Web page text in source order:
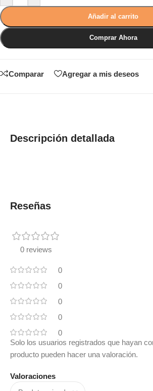
Añadir al carrito
Comprar Ahora
Comparar Agregar a mis deseos
Descripción detallada
Reseñas
0 reviews
0
0
0
0
0
Valoraciones
Solo los usuarios registrados que hayan
producto pueden hacer una valoración.